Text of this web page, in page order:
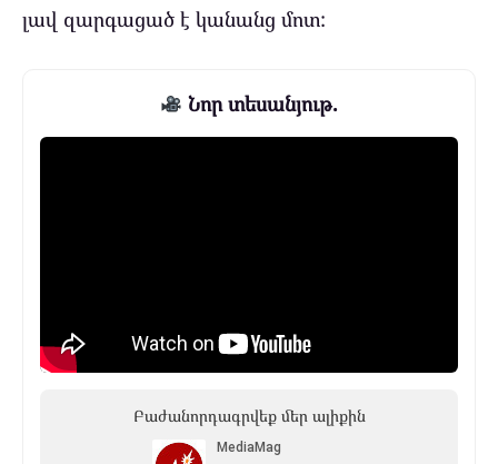
լավ զարգացած է կանանց մոտ:
Նոր տեսանյութ.
Բաժանորդագրվեք մեր ալիքին